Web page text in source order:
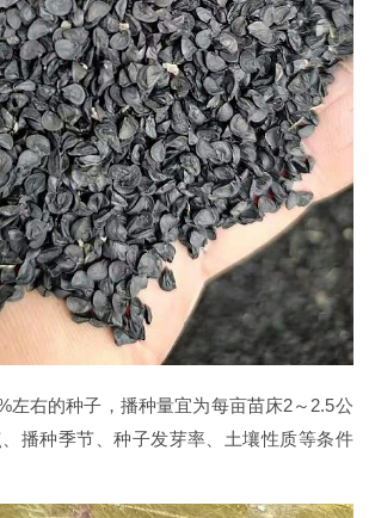
左右的种子，播种量宜为每亩苗床2～2.5公
播种季节、种子发芽率、土壤性质等条件